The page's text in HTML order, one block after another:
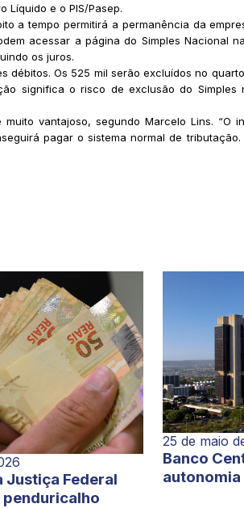
Líquido e o PIS/Pasep.
a tempo permitirá a permanência da
acessar a página do Simples Nacional
os juros.
Os 525 mil serão excluídos no
significa o risco de exclusão do Simples
vantajoso, segundo Marcelo Lins. “O
pagar o sistema normal de
Justiça Federal
penduricalho
25 de maio
Banco
autonomia